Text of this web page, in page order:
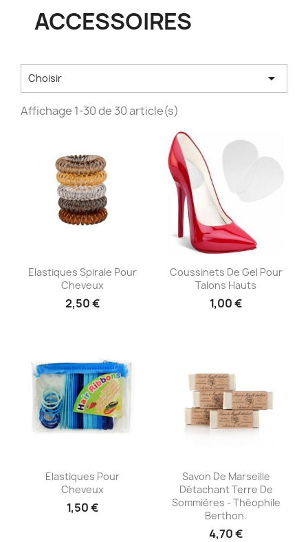
ACCESSOIRES
Choisir 
Affichage 1-30 de 30 article(s)
Aperçu rapide
Elastiques Spirale Pour
Cheveux
2,50 €
Aperçu rapide
Coussinets De Gel Pour
Talons Hauts
1,00 €
Aperçu rapide
Elastiques Pour
Cheveux
1,50 €
Aperçu rapide
Savon De Marseille
Détachant Terre De
Sommières - Théophile
Berthon.
4,70 €